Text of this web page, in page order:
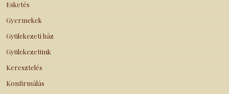
Esketés
Gyermekek
Gyülekezeti ház
Gyülekezetünk
Keresztelés
Konfirmálás